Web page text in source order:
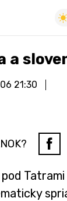
a
21:30